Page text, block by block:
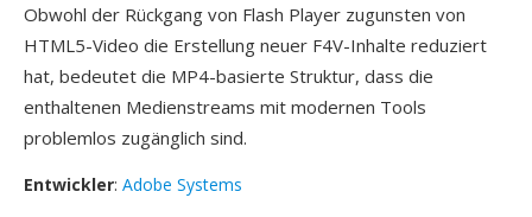
Obwohl der Rückgang von Flash Player zugunsten von
HTML5-Video die Erstellung neuer F4V-Inhalte reduziert
hat, bedeutet die MP4-basierte Struktur, dass die
enthaltenen Medienstreams mit modernen Tools
problemlos zugänglich sind.
Entwickler: Adobe Systems